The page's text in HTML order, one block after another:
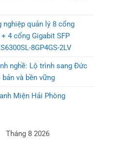
nghiệp quản lý 8 cổng
4 cổng Gigabit SFP
8GP4GS-2LV
nghề: Lộ trình sang Đức
bản và bền vững
Miện Hải Phòng
Tháng 8 2026